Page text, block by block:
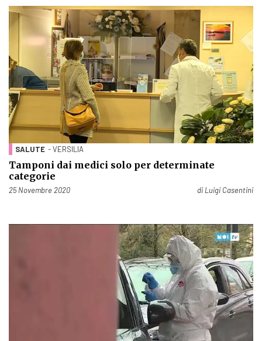
SALUTE - VERSILIA
Tamponi dai medici solo per determinate
categorie
Pubblicato il
25 Novembre 2020 di Luigi Casentini